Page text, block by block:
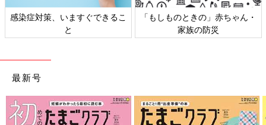
感染症対策、いますぐできるこ
と
「もしものときの」赤ちゃん・
家族の防災
最新号